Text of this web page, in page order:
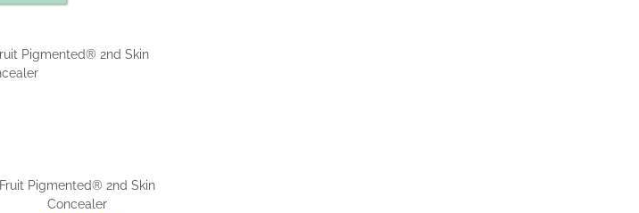
Fruit Pigmented® 2nd Skin
Concealer